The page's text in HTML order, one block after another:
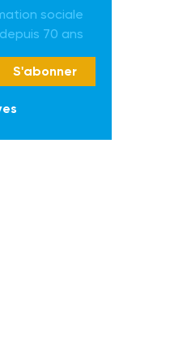
sociale
70 ans
S'abonner